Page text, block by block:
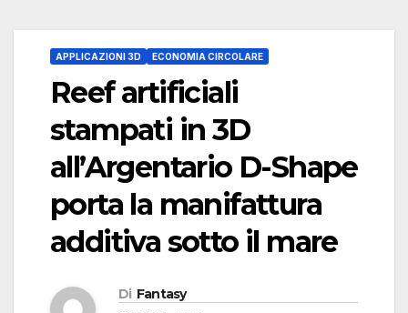
APPLICAZIONI 3D ECONOMIA CIRCOLARE
Reef artificiali
stampati in 3D
all’Argentario D-Shape
porta la manifattura
additiva sotto il mare
Di Fantasy